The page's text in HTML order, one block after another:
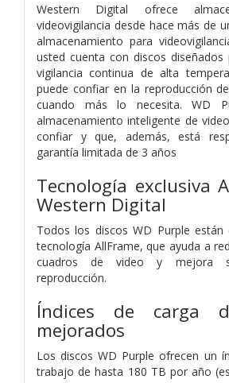
Western Digital ofrece
videovigilancia desde hace más de
almacenamiento para
usted cuenta con discos diseñados
vigilancia continua de alta
puede confiar en la reproducción
cuando más lo necesita. WD
almacenamiento inteligente de
confiar y que, además, está
garantía limitada de 3 años
Tecnología exclusiva
Western Digital
Todos los discos WD Purple están
tecnología AllFrame, que ayuda a
cuadros de video y mejora
reproducción.
Índices de carga
mejorados
Los discos WD Purple ofrecen un
trabajo de hasta 180 TB por año